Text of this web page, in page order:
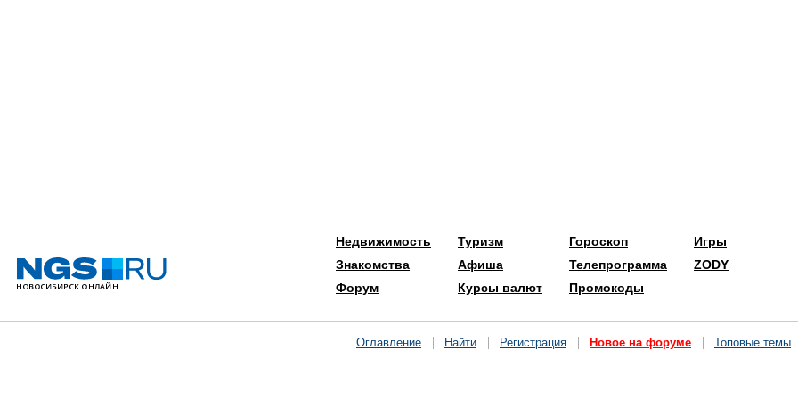
Недвижимость
Знакомства
Форум
Туризм
Афиша
Курсы валют
Гороскоп
Телепрограмма
Промокоды
Игры
ZODY
Оглавление Найти Регистрация Новое на форуме Топовые темы